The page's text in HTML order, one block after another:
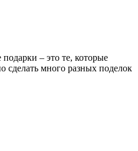
– это те, которые
много разных поделок